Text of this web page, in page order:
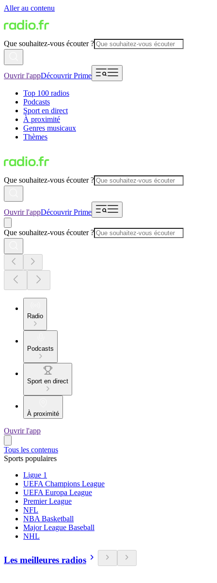
Aller au contenu
Que souhaitez-vous écouter ?
Ouvrir l'appDécouvrir Prime
Top 100 radios
Podcasts
Sport en direct
À proximité
Genres musicaux
Thèmes
Que souhaitez-vous écouter ?
Ouvrir l'appDécouvrir Prime
Que souhaitez-vous écouter ?
Radio
Podcasts
Sport en direct
À proximité
Ouvrir l'app
Tous les contenus
Sports populaires
Ligue 1
UEFA Champions League
UEFA Europa League
Premier League
NFL
NBA Basketball
Major League Baseball
NHL
Les meilleures radios